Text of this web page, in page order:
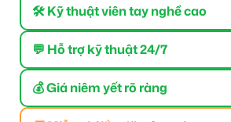
🛠 Kỹ thuật viên tay nghề cao
💬 Hỗ trợ kỹ thuật 24/7
💰 Giá niêm yết rõ ràng